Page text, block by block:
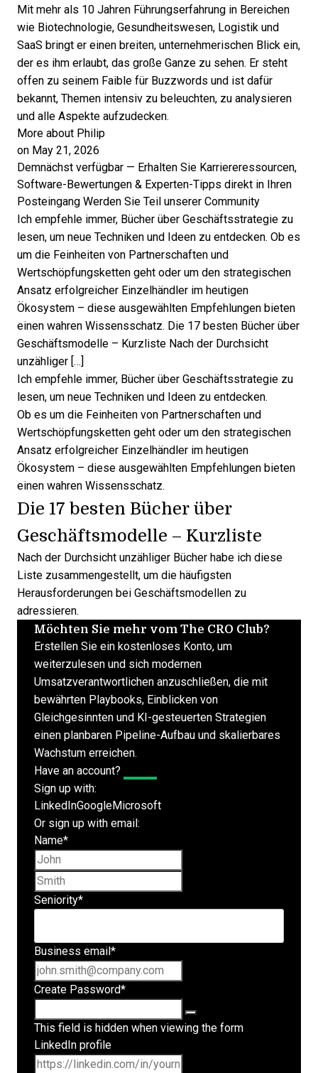
Mit mehr als 10 Jahren Führungserfahrung in Bereichen
wie Biotechnologie, Gesundheitswesen, Logistik und
SaaS bringt er einen breiten, unternehmerischen Blick ein,
der es ihm erlaubt, das große Ganze zu sehen. Er steht
offen zu seinem Faible für Buzzwords und ist dafür
bekannt, Themen intensiv zu beleuchten, zu analysieren
und alle Aspekte aufzudecken.
More about Philip
on May 21, 2026
Demnächst verfügbar — Erhalten Sie Karriereressourcen,
Software-Bewertungen & Experten-Tipps direkt in Ihren
Posteingang Werden Sie Teil unserer Community
Ich empfehle immer, Bücher über Geschäftsstrategie zu
lesen, um neue Techniken und Ideen zu entdecken. Ob es
um die Feinheiten von Partnerschaften und
Wertschöpfungsketten geht oder um den strategischen
Ansatz erfolgreicher Einzelhändler im heutigen
Ökosystem – diese ausgewählten Empfehlungen bieten
einen wahren Wissensschatz. Die 17 besten Bücher über
Geschäftsmodelle – Kurzliste Nach der Durchsicht
unzähliger […]
Ich empfehle immer, Bücher über Geschäftsstrategie zu
lesen, um neue Techniken und Ideen zu entdecken.
Ob es um die Feinheiten von Partnerschaften und
Wertschöpfungsketten geht oder um den strategischen
Ansatz erfolgreicher Einzelhändler im heutigen
Ökosystem – diese ausgewählten Empfehlungen bieten
einen wahren Wissensschatz.
Die 17 besten Bücher über
Geschäftsmodelle – Kurzliste
Nach der Durchsicht unzähliger Bücher habe ich diese
Liste zusammengestellt, um die häufigsten
Herausforderungen bei Geschäftsmodellen zu
adressieren.
Möchten Sie mehr vom The CRO Club?
Erstellen Sie ein kostenloses Konto, um
weiterzulesen und sich modernen
Umsatzverantwortlichen anzuschließen, die mit
bewährten Playbooks, Einblicken von
Gleichgesinnten und KI-gesteuerten Strategien
einen planbaren Pipeline-Aufbau und skalierbares
Wachstum erreichen.
Have an account?
Sign up with:
LinkedInGoogleMicrosoft
Or sign up with email:
Name*
Seniority*
Business email *
Create Password*
This field is hidden when viewing the form
LinkedIn profile